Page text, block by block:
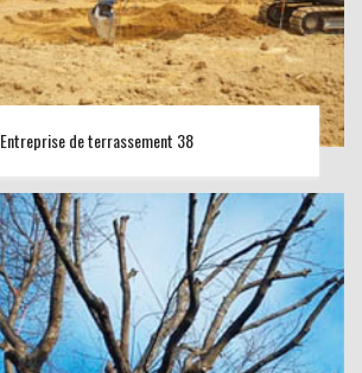
Entreprise de terrassement 38